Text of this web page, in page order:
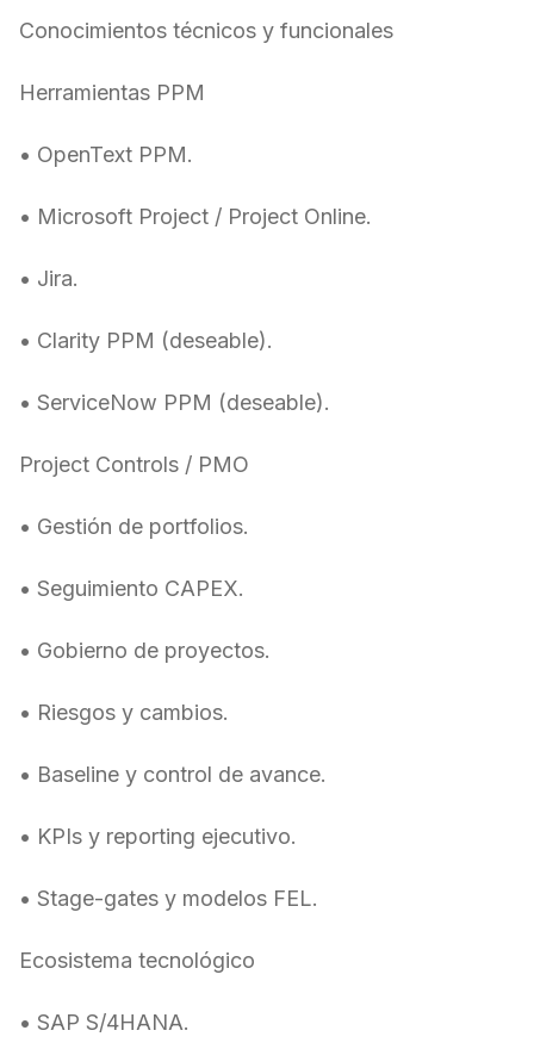
Conocimientos técnicos y funcionales
Herramientas PPM
• OpenText PPM.
• Microsoft Project / Project Online.
• Jira.
• Clarity PPM (deseable).
• ServiceNow PPM (deseable).
Project Controls / PMO
• Gestión de portfolios.
• Seguimiento CAPEX.
• Gobierno de proyectos.
• Riesgos y cambios.
• Baseline y control de avance.
• KPIs y reporting ejecutivo.
• Stage-gates y modelos FEL.
Ecosistema tecnológico
• SAP S/4HANA.